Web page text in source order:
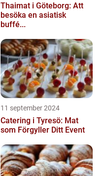
Thaimat i Göteborg: Att
besöka en asiatisk
buffé...
11 september 2024
Catering i Tyresö: Mat
som Förgyller Ditt Event